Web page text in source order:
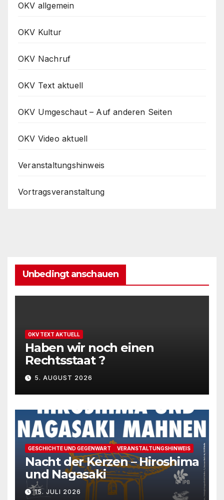
OKV allgemein
OKV Kultur
OKV Nachruf
OKV Text aktuell
OKV Umgeschaut – Auf anderen Seiten
OKV Video aktuell
Veranstaltungshinweis
Vortragsveranstaltung
Unbedingt anschauen
OKV TEXT AKTUELL
Haben wir noch einen
Rechtsstaat ?
5. AUGUST 2026
GESCHICHTE UND GEGENWART VERANSTALTUNGSHINWEIS
Nacht der Kerzen – Hiroshima
und Nagasaki
15. JULI 2026